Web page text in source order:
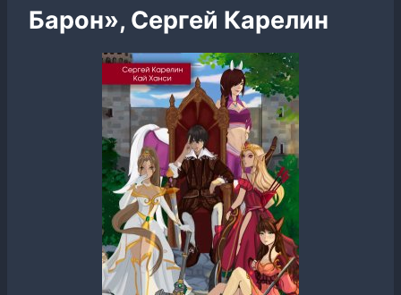
Барон», Сергей Карелин